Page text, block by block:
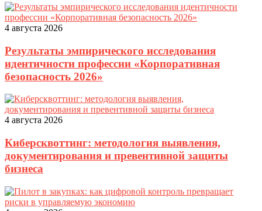
4 августа 2026
Результаты эмпирического исследования
идентичности профессии «Корпоративная
безопасность 2026»
4 августа 2026
Киберсквоттинг: методология выявления,
документирования и превентивной защиты
бизнеса